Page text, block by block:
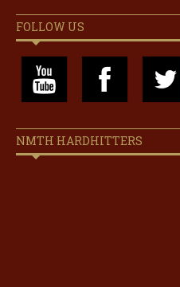
FOLLOW US
NMTH HARDHITTERS